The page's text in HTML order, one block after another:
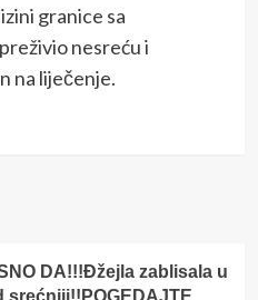
granice sa
nesreću i
na liječenje.
DA!!!Đžejla zablisala u